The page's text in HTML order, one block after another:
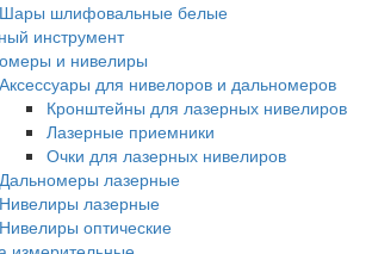
Шары шлифовальные белые
инструмент
и нивелиры
Аксессуары для нивелоров и дальномеров
Кронштейны для лазерных нивелиров
Лазерные приемники
Очки для лазерных нивелиров
Дальномеры лазерные
Нивелиры лазерные
Нивелиры оптические